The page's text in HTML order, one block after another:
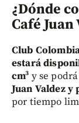
¿Dónde
Café
Club
estará
cm³ y se
Juan Valdez
por tiempo